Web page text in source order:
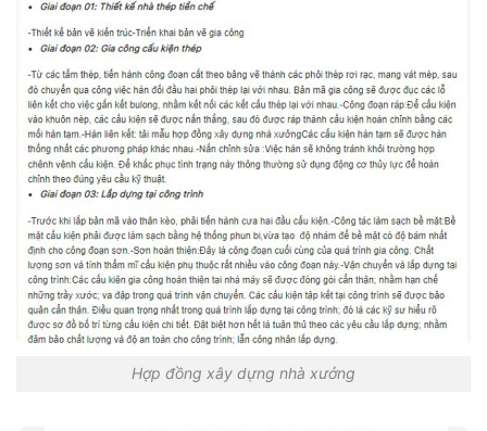
Hợp đồng xây dựng nhà xưởng